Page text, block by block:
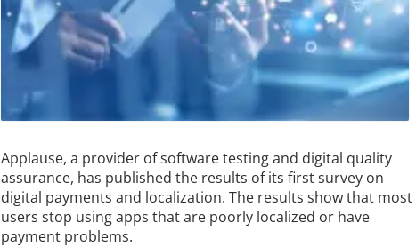
Applause, a provider of software testing and digital quality
assurance, has published the results of its first survey on
digital payments and localization. The results show that most
users stop using apps that are poorly localized or have
payment problems.